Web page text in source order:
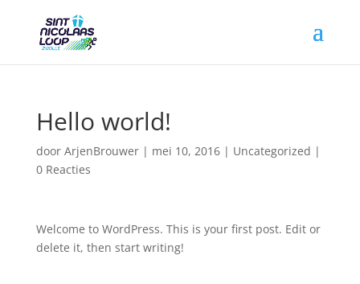
Hello world!
door ArjenBrouwer| mei 10, 2016| Uncategorized |
0 Reacties
Welcome to WordPress. This is your first post. Edit or
delete it, then start writing!